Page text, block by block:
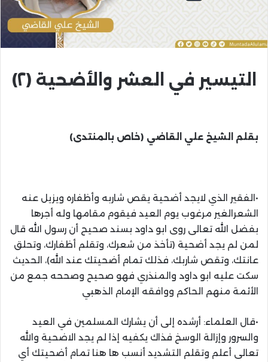
التيسير في العشر والأضحية (٢)
بقلم الشيخ علي القاضي (خاص بالمنتدى)
•الفقير الذي لايجد أضحية يقص شاربه وأظفاره ويزيل عنه
الشعرالغير مرغوب يوم العيد فيقوم مقامها وله أجرها
بفضل الله تعالى روى ابو داود بسند صحيح أن رسول الله قال
لمن لم يجد أضحية (تأخذ من شعرك، وتقلم أظفارك، وتحلق
عانتك، وتقص شاربك، فذلك تمام أضحيتك عند الله)، الحديث
سكت عليه ابو داود والمنذري فهو صحيح وصححه جمع من
الأئمة منهم الحاكم ووافقه الإمام الذهبي
•قال العلماء: أرشده إلى أن يشارك المسلمين في العيد
والسرور وإزالة الوسخ فذاك يكفيه إذا لم يجد الاضحية والله
تعالى أعلم وتقلم التشديد أنسب ها هنا تمام أضحيتك أي